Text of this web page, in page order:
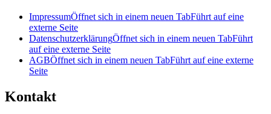
ImpressumÖffnet sich in einem neuen TabFührt auf eine
externe Seite
DatenschutzerklärungÖffnet sich in einem neuen TabFührt
auf eine externe Seite
AGBÖffnet sich in einem neuen TabFührt auf eine externe
Seite
Kontakt